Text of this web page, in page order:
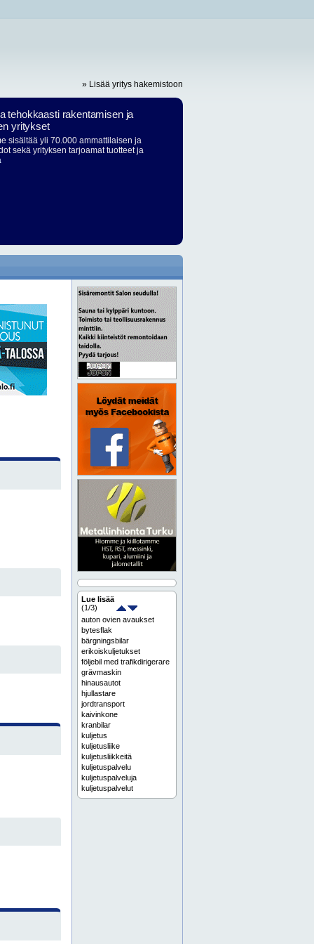
» Lisää yritys hakemistoon
tehokkaasti rakentamisen ja
yritykset
sisältää yli 70.000 ammattilaisen ja
sekä yrityksen tarjoamat tuotteet ja
Lue lisää
(1/3)
auton ovien avaukset
bytesflak
bärgningsbilar
erikoiskuljetukset
följebil med trafikdirigerare
grävmaskin
hinausautot
hjullastare
jordtransport
kaivinkone
kranbilar
kuljetus
kuljetusliike
kuljetusliikkeitä
kuljetuspalvelu
kuljetuspalveluja
kuljetuspalvelut
kuorma-autot